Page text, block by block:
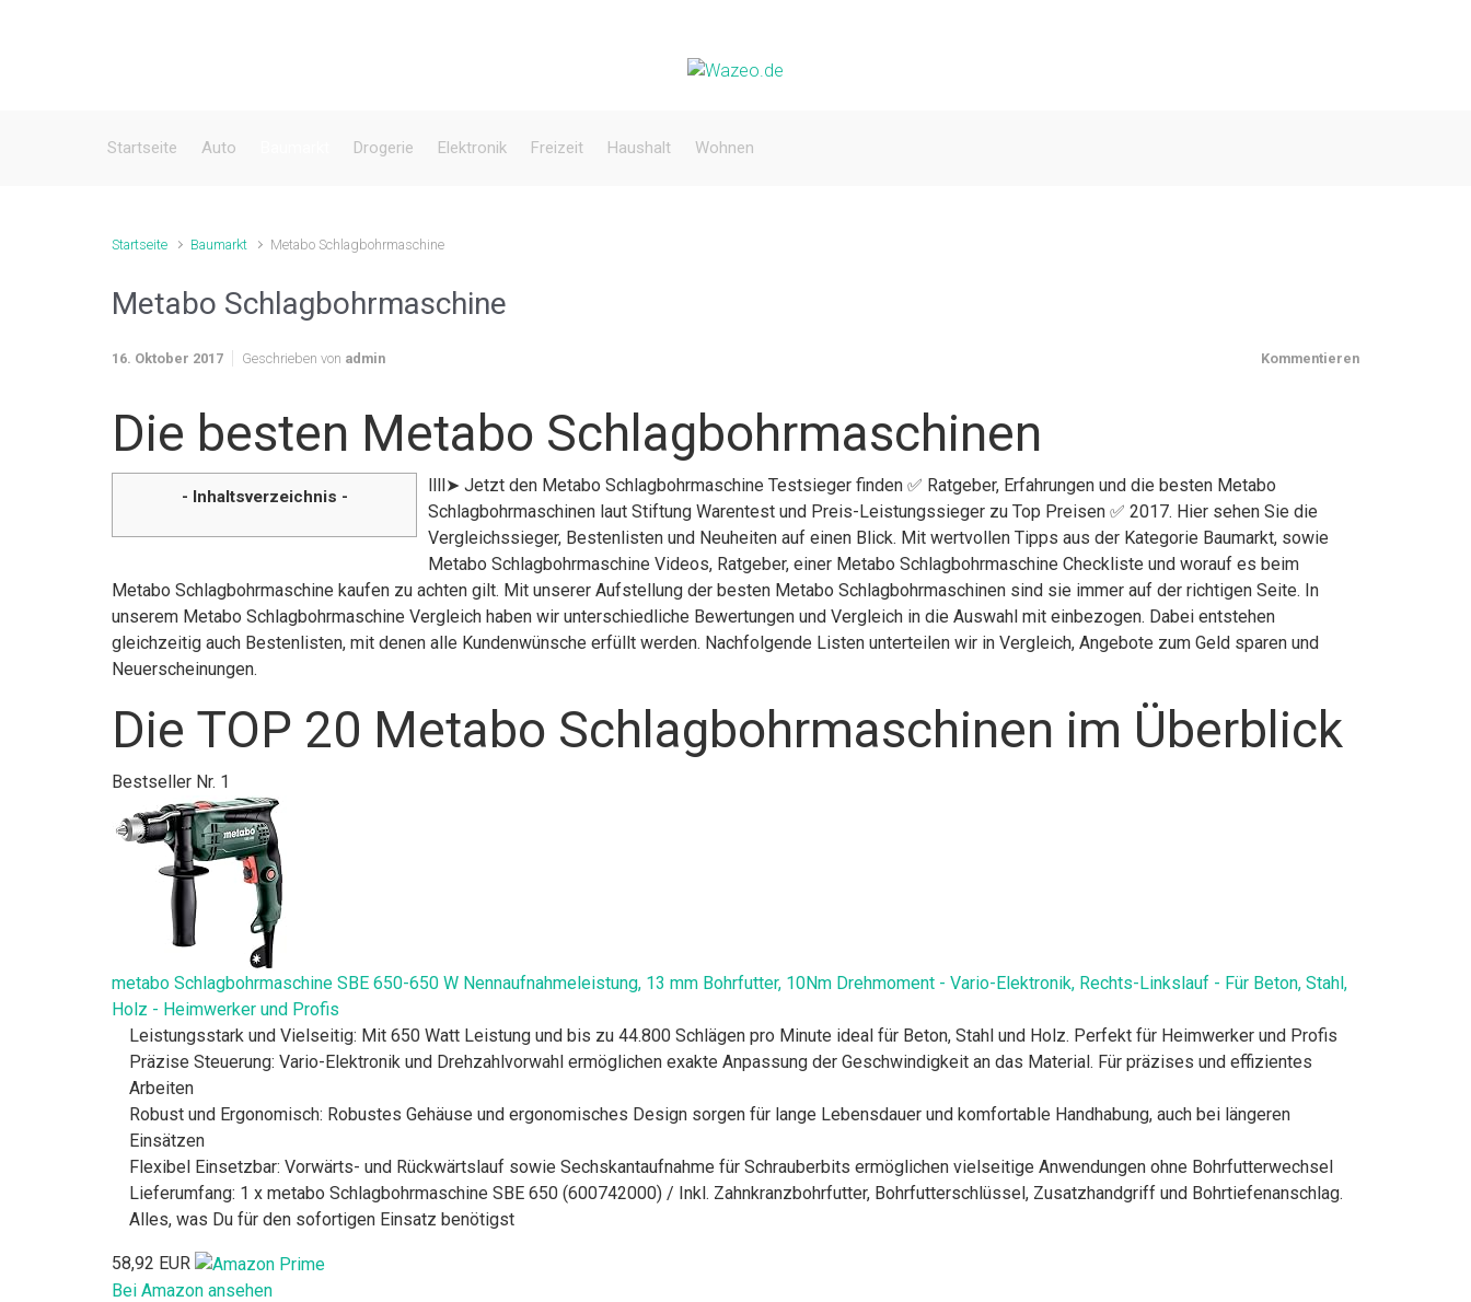
Startseite Auto Drogerie Elektronik Freizeit Haushalt Wohnen
Startseite Baumarkt Metabo Schlagbohrmaschine
Metabo Schlagbohrmaschine
16. Oktober 2017 Geschrieben von admin Kommentieren
Die besten Metabo Schlagbohrmaschinen
- Inhaltsverzeichnis -
llll➤ Jetzt den Metabo Schlagbohrmaschine Testsieger finden ✅ Ratgeber, Erfahrungen und die besten Metabo
Schlagbohrmaschinen laut Stiftung Warentest und Preis-Leistungssieger zu Top Preisen ✅ 2017. Hier sehen Sie die
Vergleichssieger, Bestenlisten und Neuheiten auf einen Blick. Mit wertvollen Tipps aus der Kategorie Baumarkt, sowie
Metabo Schlagbohrmaschine Videos, Ratgeber, einer Metabo Schlagbohrmaschine Checkliste und worauf es beim
Metabo Schlagbohrmaschine kaufen zu achten gilt. Mit unserer Aufstellung der besten Metabo Schlagbohrmaschinen sind sie immer auf der richtigen Seite. In
unserem Metabo Schlagbohrmaschine Vergleich haben wir unterschiedliche Bewertungen und Vergleich in die Auswahl mit einbezogen. Dabei entstehen
gleichzeitig auch Bestenlisten, mit denen alle Kundenwünsche erfüllt werden. Nachfolgende Listen unterteilen wir in Vergleich, Angebote zum Geld sparen und
Neuerscheinungen.
Die TOP 20 Metabo Schlagbohrmaschinen im Überblick
Bestseller Nr. 1
metabo Schlagbohrmaschine SBE 650-650 W Nennaufnahmeleistung, 13 mm Bohrfutter, 10Nm Drehmoment - Vario-Elektronik, Rechts-Linkslauf - Für Beton, Stahl,
Holz - Heimwerker und Profis
Leistungsstark und Vielseitig: Mit 650 Watt Leistung und bis zu 44.800 Schlägen pro Minute ideal für Beton, Stahl und Holz. Perfekt für Heimwerker und Profis
Präzise Steuerung: Vario-Elektronik und Drehzahlvorwahl ermöglichen exakte Anpassung der Geschwindigkeit an das Material. Für präzises und effizientes
Arbeiten
Robust und Ergonomisch: Robustes Gehäuse und ergonomisches Design sorgen für lange Lebensdauer und komfortable Handhabung, auch bei längeren
Einsätzen
Flexibel Einsetzbar: Vorwärts- und Rückwärtslauf sowie Sechskantaufnahme für Schrauberbits ermöglichen vielseitige Anwendungen ohne Bohrfutterwechsel
Lieferumfang: 1 x metabo Schlagbohrmaschine SBE 650 (600742000) / Inkl. Zahnkranzbohrfutter, Bohrfutterschlüssel, Zusatzhandgriff und Bohrtiefenanschlag.
Alles, was Du für den sofortigen Einsatz benötigst
58,92 EUR
Bei Amazon ansehen